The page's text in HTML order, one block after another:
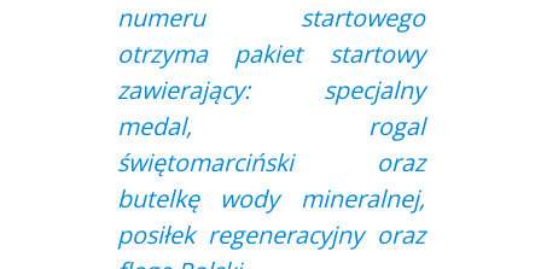
numeru startowego
otrzyma pakiet startowy
zawierający: specjalny
medal, rogal
świętomarciński oraz
butelkę wody mineralnej,
posiłek regeneracyjny oraz